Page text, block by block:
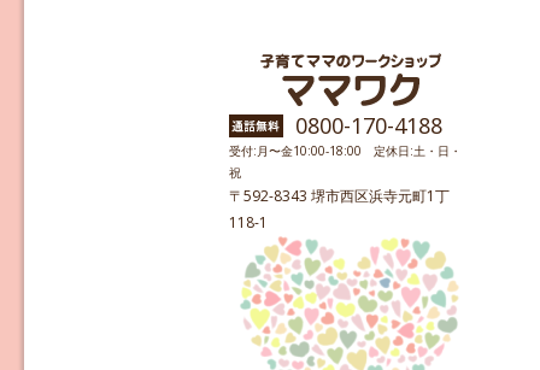
0800-170-4188
受付:月〜金10:00-18:00 定休日:土・日・
祝
〒592-8343 堺市西区浜寺元町1丁
118-1